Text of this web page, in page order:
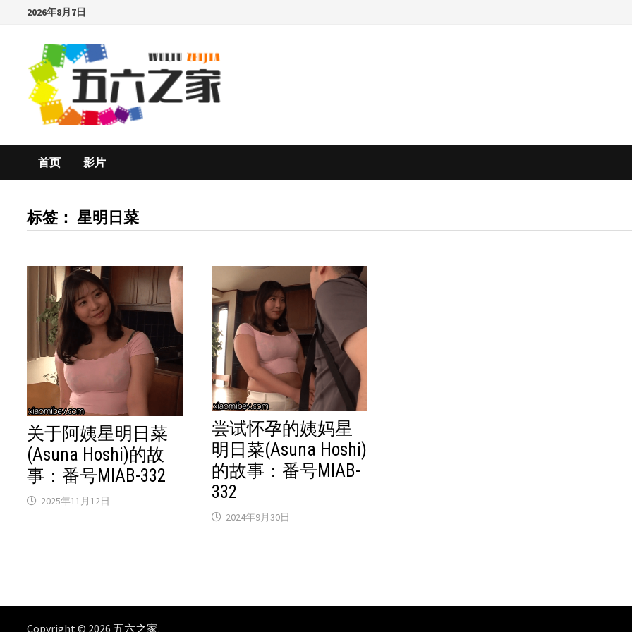
2026年8月7日
首页 影片
标签：星明日菜
关于阿姨星明日菜
(Asuna Hoshi)的故
事：番号MIAB-332
2025年11月12日
尝试怀孕的姨妈星
明日菜(Asuna Hoshi)
的故事：番号MIAB-
332
2024年9月30日
Copyright © 2026 五六之家.